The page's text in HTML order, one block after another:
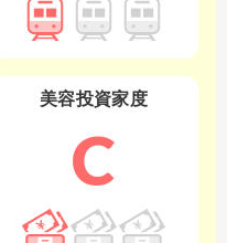
美容投資家度
C